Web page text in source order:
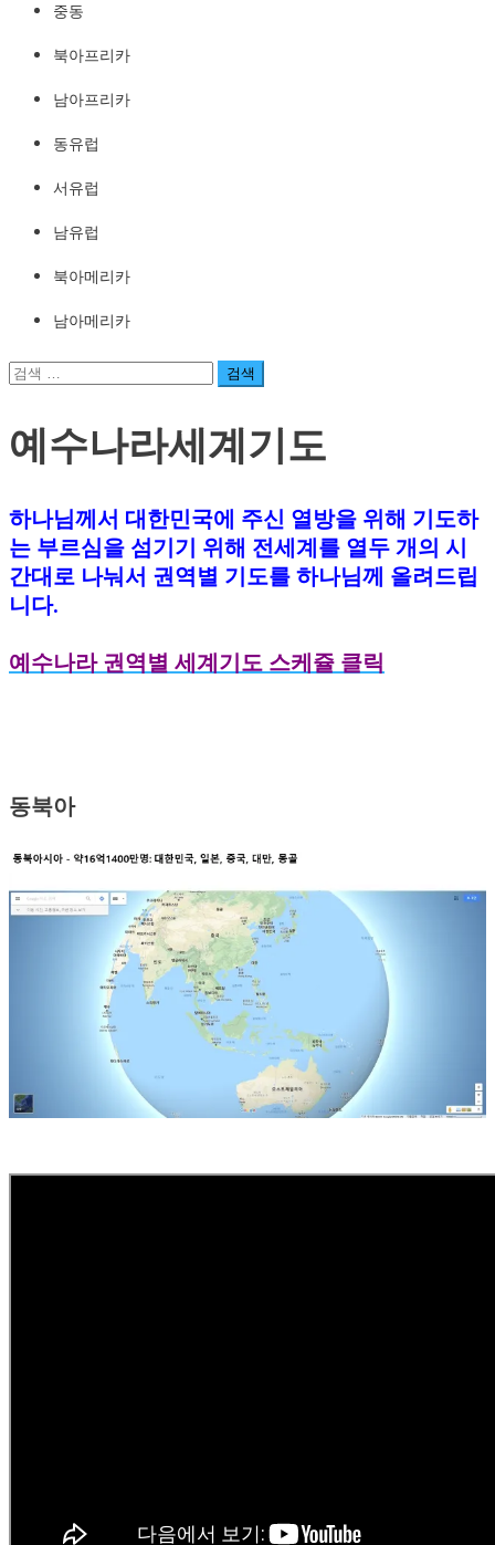
중동
북아프리카
남아프리카
동유럽
서유럽
남유럽
북아메리카
남아메리카
검
예수나라세계기도
하나님께서 대한민국에 주신 열방을 위해 기도하
는 부르심을 섬기기 위해 전세계를 열두 개의 시
간대로 나눠서 권역별 기도를 하나님께 올려드립
니다.
예수나라 권역별 세계기도 스케쥴 클릭
동북아